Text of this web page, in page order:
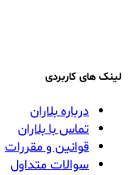
لینک های کاربردی
درباره بلاران
تماس با بلاران
قوانین و مقررات
سوالات متداول